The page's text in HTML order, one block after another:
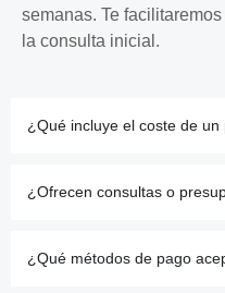
semanas. Te
la consulta inicial.
¿Qué incluye el coste de un
¿Ofrecen consultas o
¿Qué métodos de pago